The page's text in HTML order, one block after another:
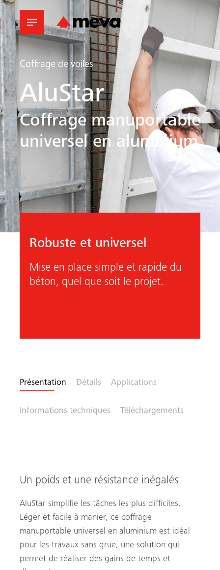
Coffrage de voiles
AluStar
Coffrage manuportable
universel en aluminium
Robuste et universel
Mise en place simple et rapide du
béton, quel que soit le projet.
Présentation Détails Applications
Informations techniques Téléchargements
Un poids et une résistance inégalés
AluStar simplifie les tâches les plus difficiles.
Léger et facile à manier, ce coffrage
manuportable universel en aluminium est idéal
pour les travaux sans grue, une solution qui
permet de réaliser des gains de temps et